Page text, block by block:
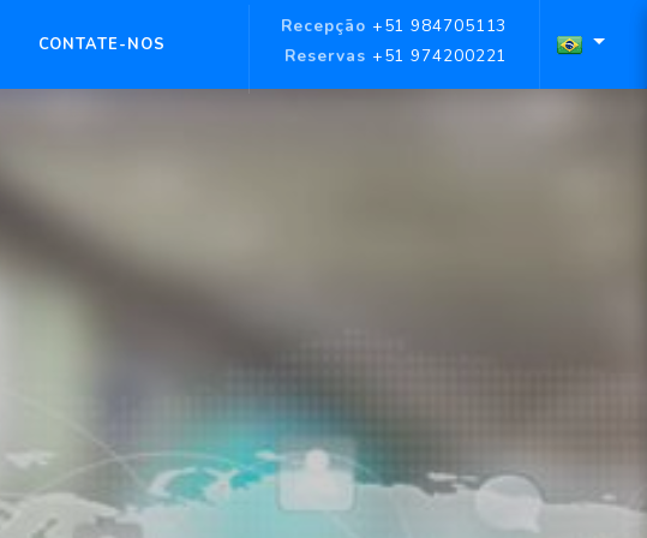
CONTATE-NOS
Recepção +51 984705113
Reservas +51 974200221